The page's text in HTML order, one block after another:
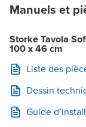
Manuels et
Storke Tavola
100 x 46 cm
Liste des
Dessin
Guide